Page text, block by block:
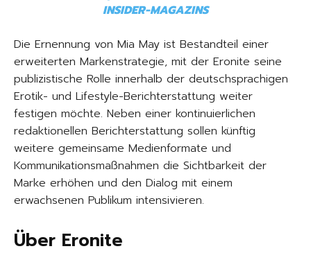
INSIDER-MAGAZINS
Die Ernennung von Mia May ist Bestandteil einer
erweiterten Markenstrategie, mit der Eronite seine
publizistische Rolle innerhalb der deutschsprachigen
Erotik- und Lifestyle-Berichterstattung weiter
festigen möchte. Neben einer kontinuierlichen
redaktionellen Berichterstattung sollen künftig
weitere gemeinsame Medienformate und
Kommunikationsmaßnahmen die Sichtbarkeit der
Marke erhöhen und den Dialog mit einem
erwachsenen Publikum intensivieren.
Über Eronite